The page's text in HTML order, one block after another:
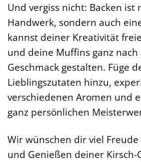
Und vergiss nicht: Backen ist
Handwerk, sondern auch
kannst deiner Kreativität
und deine Muffins ganz nach
Geschmack gestalten. Füge
Lieblingszutaten hinzu,
verschiedenen Aromen und
ganz persönlichen
Wir wünschen dir viel
und Genießen deiner